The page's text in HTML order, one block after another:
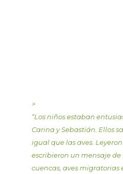
>
“Los niños estaban
Carina y Sebastián. Ellos
igual que las aves.
escribieron un mensaje de
cuencas, aves migratorias